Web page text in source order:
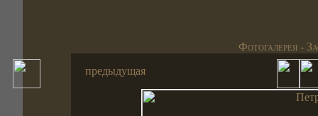
Фотогалерея -
предыдущая